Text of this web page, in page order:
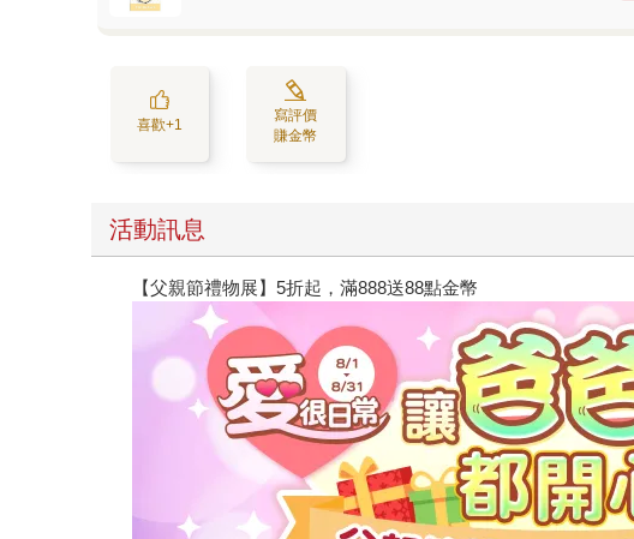
喜歡+1
寫評價
賺金幣
活動訊息
【父親節禮物展】5折起，滿888送88點金幣